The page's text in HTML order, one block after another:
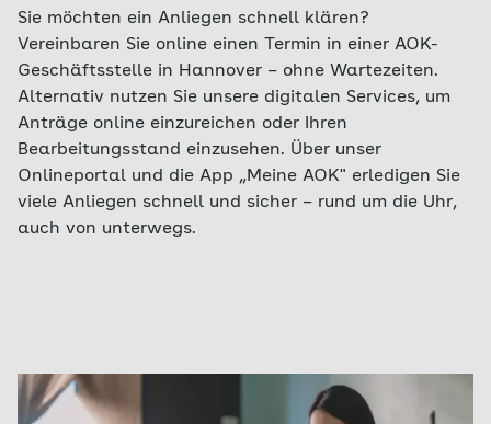
Sie möchten ein Anliegen schnell klären?
Vereinbaren Sie online einen Termin in einer AOK-
Geschäftsstelle in Hannover – ohne Wartezeiten.
Alternativ nutzen Sie unsere digitalen Services, um
Anträge online einzureichen oder Ihren
Bearbeitungsstand einzusehen. Über unser
Onlineportal und die App „Meine AOK" erledigen Sie
viele Anliegen schnell und sicher – rund um die Uhr,
auch von unterwegs.